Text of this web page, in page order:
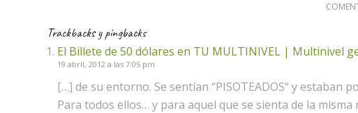
Trackbacks y pingbacks
El Billete de 50 dólares en TU MULTINIVEL | Multinivel
19 abril, 2012 a las 7:05 pm
[…] de su entorno. Se sentían “PISOTEADOS“ y estaban
Para todos ellos… y para aquel que se sienta de la